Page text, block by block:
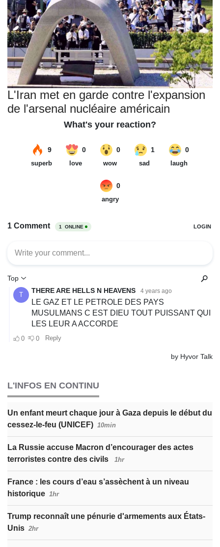
L'Iran met en garde contre l'expansion
de l'arsenal nucléaire américain
L'INFOS EN CONTINU
Un enfant meurt chaque jour à Gaza depuis le début du
cessez-le-feu (UNICEF) 10min
La Russie accuse Macron d’encourager des actes
terroristes contre des civils
1hr
France : les cours d’eau s’assèchent à un niveau
historique 1hr
Trump reconnaît une pénurie d'armements aux États-
Unis 2hr